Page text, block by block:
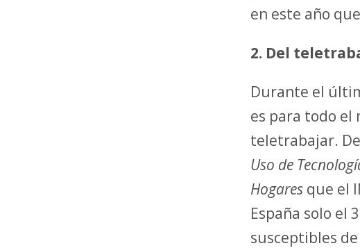
en este año
2. Del
Durante el
es para todo el
teletrabajar.
Uso de
Hogares que el
España solo el
susceptibles